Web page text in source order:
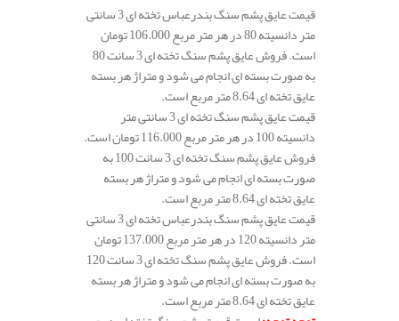
قیمت عایق پشم سنگ بندرعباس تخته ای 3 سانتی
متر دانسیته 80 در هر متر مربع 106.000 تومان
است. فروش عایق پشم سنگ تخته ای 3 سانت 80
به صورت بسته ای انجام می شود و متراژ هر بسته
عایق تخته ای 8.64 متر مربع است.
قیمت عایق پشم سنگ تخته ای 3 سانتی متر
دانسیته 100 در هر متر مربع 116.000 تومان است.
فروش عایق پشم سنگ تخته ای 3 سانت 100 به
صورت بسته ای انجام می شود و متراژ هر بسته
عایق تخته ای 8.64 متر مربع است.
قیمت عایق پشم سنگ بندرعباس تخته ای 3 سانتی
متر دانسیته 120 در هر متر مربع 137.000 تومان
است. فروش عایق پشم سنگ تخته ای 3 سانت 120
به صورت بسته ای انجام می شود و متراژ هر بسته
عایق تخته ای 8.64 متر مربع است.